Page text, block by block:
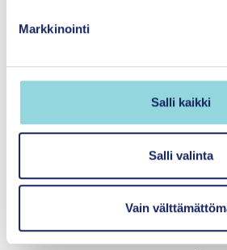
Markkinointi
Salli kaikki
Salli valinta
Vain
Adaptoidun menetelmän
käytännön työssä
hallitsemattomaan
Tasapaino